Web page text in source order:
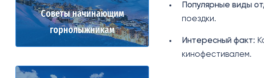
Советы начинающим
горнолыжникам
Популярные виды
поездки.
Интересный факт:
кинофестивалем.